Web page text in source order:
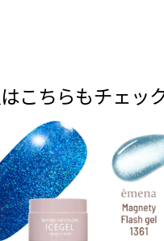
こちらもチェッ